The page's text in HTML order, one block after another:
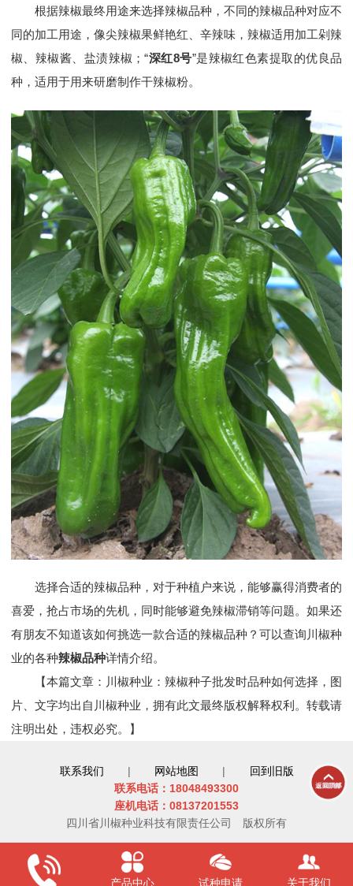
根据辣椒最终用途来选择辣椒品种，不同的辣椒品种对应不
同的加工用途，像尖辣椒果鲜艳红、辛辣味，辣椒适用加工剁辣
椒、辣椒酱、盐渍辣椒；“深红8号”是辣椒红色素提取的优良品
种，适用于用来研磨制作干辣椒粉。
选择合适的辣椒品种，对于种植户来说，能够赢得消费者的
喜爱，抢占市场的先机，同时能够避免辣椒滞销等问题。如果还
有朋友不知道该如何挑选一款合适的辣椒品种？可以查询川椒种
业的各种辣椒品种详情介绍。
【本篇文章：川椒种业：辣椒种子批发时品种如何选择，图
片、文字均出自川椒种业，拥有此文最终版权解释权利。转载请
注明出处，违权必究。】
联系我们 | 网站地图 |
回到旧版
联系电话：18048493300
座机电话：08137201553
四川省川椒种业科技有限责任公司
版权所有
产品中心 试种申请 关于我们